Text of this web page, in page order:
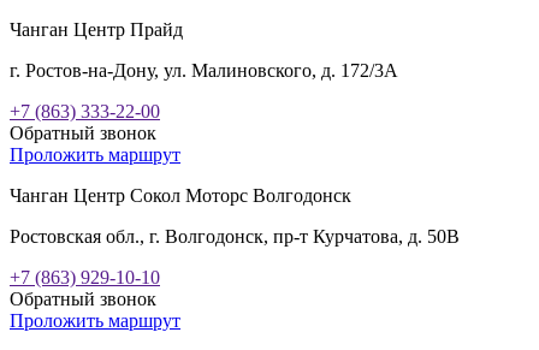
Чанган Центр Прайд
г. Ростов-на-Дону, ул. Малиновского, д. 172/3А
+7 (863) 333-22-00
Обратный звонок
Проложить маршрут
Чанган Центр Сокол Моторс Волгодонск
Ростовская обл., г. Волгодонск, пр-т Курчатова, д. 50В
+7 (863) 929-10-10
Обратный звонок
Проложить маршрут